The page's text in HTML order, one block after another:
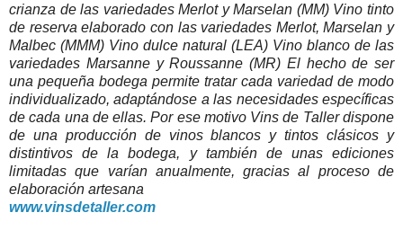
crianza de las variedades Merlot y Marselan (MM) Vino tinto
de reserva elaborado con las variedades Merlot, Marselan y
Malbec (MMM) Vino dulce natural (LEA) Vino blanco de las
variedades Marsanne y Roussanne (MR) El hecho de ser
una pequeña bodega permite tratar cada variedad de modo
individualizado, adaptándose a las necesidades específicas
de cada una de ellas. Por ese motivo Vins de Taller dispone
de una producción de vinos blancos y tintos clásicos y
distintivos de la bodega, y también de unas ediciones
limitadas que varían anualmente, gracias al proceso de
elaboración artesana
www.vinsdetaller.com